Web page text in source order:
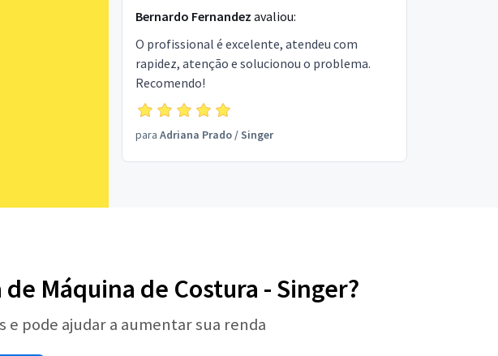
Bernardo Fernandez avaliou:
O profissional é excelente, atendeu com
rapidez, atenção e solucionou o problema.
Recomendo!
para Adriana Prado/Singer
Máquina de Costura - Singer?
e pode ajudar a aumentar sua renda